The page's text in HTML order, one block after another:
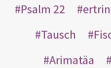
Psalm 22
Tausch
Arimatäa